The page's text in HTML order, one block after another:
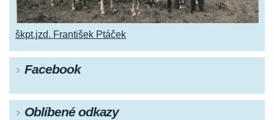
škpt.jzd. František Ptáček
Facebook
Oblíbené odkazy